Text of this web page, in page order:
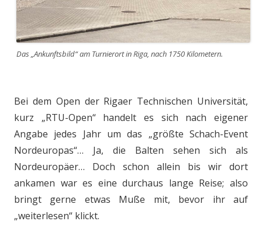
Das „Ankunftsbild“ am Turnierort in Riga, nach 1750 Kilometern.
Bei dem Open der Rigaer Technischen Universität,
kurz „RTU-Open“ handelt es sich nach eigener
Angabe jedes Jahr um das „größte Schach-Event
Nordeuropas“… Ja, die Balten sehen sich als
Nordeuropäer… Doch schon allein bis wir dort
ankamen war es eine durchaus lange Reise; also
bringt gerne etwas Muße mit, bevor ihr auf
„weiterlesen“ klickt.